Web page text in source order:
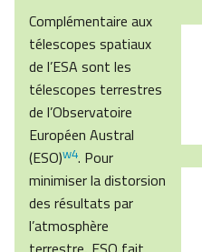
Complémentaire aux
télescopes spatiaux
de l’ESA sont les
télescopes terrestres
de l’Observatoire
Européen Austral
(ESO)w4. Pour
minimiser la distorsion
des résultats par
l’atmosphère